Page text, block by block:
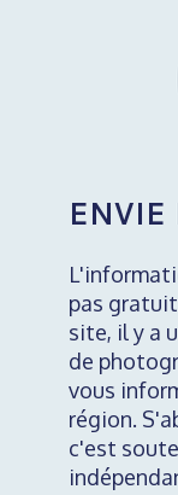
ENVIE
pas
site, il y a
de
vous
région.
c'est